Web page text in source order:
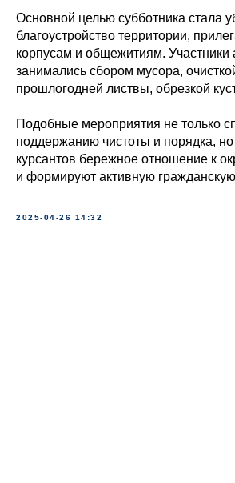
Основной целью субботника стала
благоустройство территории,
корпусам и общежитиям. Участники
занимались сбором мусора,
прошлогодней листвы, обрезкой
Подобные мероприятия не только
поддержанию чистоты и порядка,
курсантов бережное отношение к
и формируют активную
2025-04-26 14:32